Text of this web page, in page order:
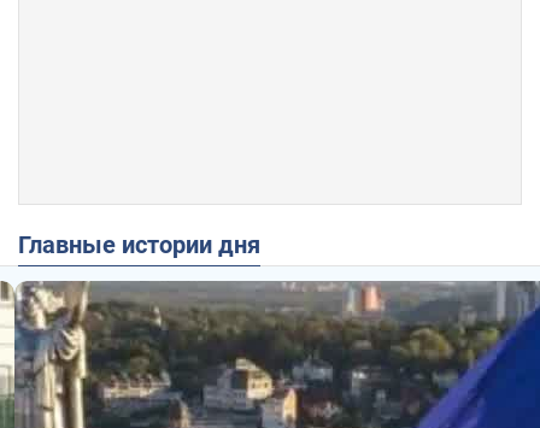
Главные истории дня